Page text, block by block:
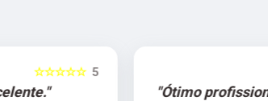
profissional."